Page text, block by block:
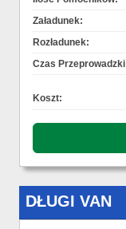
Załadunek:
Rozładunek:
Czas Przeprowadzki
Koszt:
DŁUGI VAN